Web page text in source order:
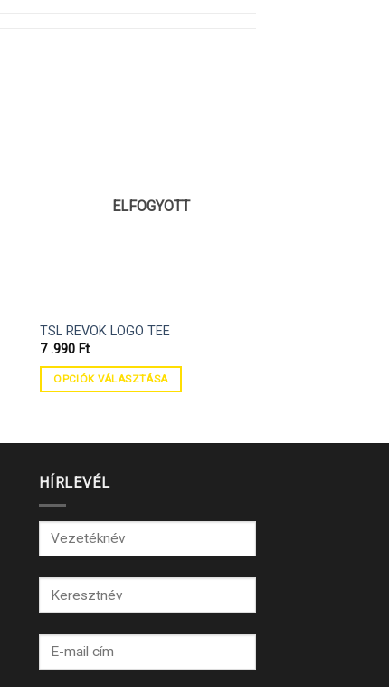
ELFOGYOTT
TSL REVOK LOGO TEE
7 .990 Ft
OPCIÓK VÁLASZTÁSA
HÍRLEVÉL